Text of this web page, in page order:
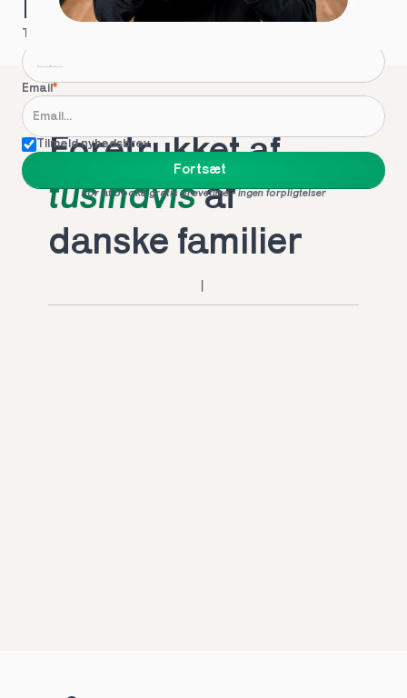
Hvordan kontakter vi dig?
Telefon
Email*
Tilmeld nyhedsbrev
Fortsæt
For at booke gratis prøvetime - ingen forpligtelser
Foretrukket af
tusindvis af
danske familier